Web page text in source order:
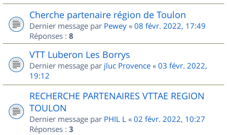
Cherche partenaire région de Toulon
Dernier message par Pewey « 08 févr. 2022, 17:49
Réponses : 8
VTT Luberon Les Borrys
Dernier message par jluc Provence « 03 févr. 2022,
19:12
RECHERCHE PARTENAIRES VTTAE REGION
TOULON
Dernier message par PHIL L « 02 févr. 2022, 10:27
Réponses : 3